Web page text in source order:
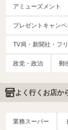
アミューズメント
プレゼントキャン
TV局・新聞社・フ
政党・政治 郵
よく行くお店か
業務スーパー